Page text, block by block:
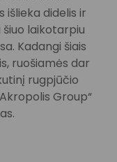
išlieka didelis ir
laikotarpiu
Kadangi šiais
ruošiamės dar
rugpjūčio
Group“